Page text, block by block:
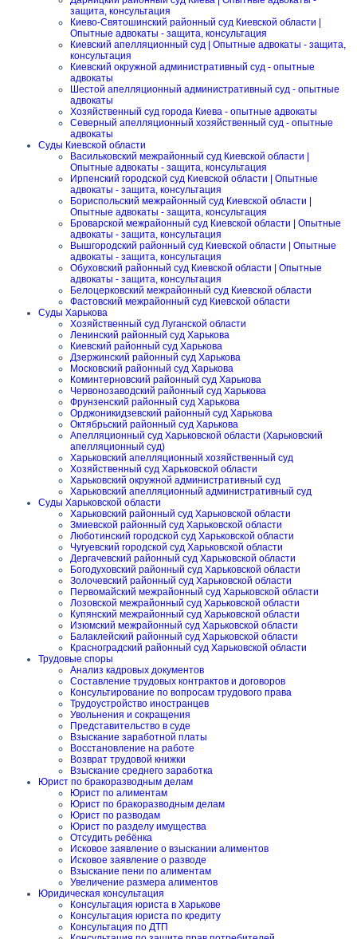
защита, консультация
Киево-Святошинский районный суд Киевской области |
Опытные адвокаты - защита, консультация
Киевский апелляционный суд | Опытные адвокаты - защита,
консультация
Киевский окружной административный суд - опытные
адвокаты
Шестой апелляционный административный суд - опытные
адвокаты
Хозяйственный суд города Киева - опытные адвокаты
Северный апелляционный хозяйственный суд - опытные
адвокаты
Суды Киевской области
Васильковский межрайонный суд Киевской области |
Опытные адвокаты - защита, консультация
Ирпенский городской суд Киевской области | Опытные
адвокаты - защита, консультация
Бориспольский межрайонный суд Киевской области |
Опытные адвокаты - защита, консультация
Броварской межрайонный суд Киевской области | Опытные
адвокаты - защита, консультация
Вышгородский районный суд Киевской области | Опытные
адвокаты - защита, консультация
Обуховский районный суд Киевской области | Опытные
адвокаты - защита, консультация
Белоцерковский межрайонный суд Киевской области
Фастовский межрайонный суд Киевской области
Суды Харькова
Хозяйственный суд Луганской области
Ленинский районный суд Харькова
Киевский районный суд Харькова
Дзержинский районный суд Харькова
Московский районный суд Харькова
Коминтерновский районный суд Харькова
Червонозаводский районный суд Харькова
Фрунзенский районный суд Харькова
Орджоникидзевский районный суд Харькова
Октябрьский районный суд Харькова
Апелляционный суд Харьковской области (Харьковский
апелляционный суд)
Харьковский апелляционный хозяйственный суд
Хозяйственный суд Харьковской области
Харьковский окружной административный суд
Харьковский апелляционный административный суд
Суды Харьковской области
Харьковский районный суд Харьковской области
Змиевской районный суд Харьковской области
Люботинский городской суд Харьковской области
Чугуевский городской суд Харьковской области
Дергачевский районный суд Харьковской области
Богодуховский районный суд Харьковской области
Золочевский районный суд Харьковской области
Первомайский межрайонный суд Харьковской области
Лозовской межрайонный суд Харьковской области
Купянский межрайонный суд Харьковской области
Изюмский межрайонный суд Харьковской области
Балаклейский районный суд Харьковской области
Красноградский районный суд Харьковской области
Трудовые споры
Анализ кадровых документов
Составление трудовых контрактов и договоров
Консультирование по вопросам трудового права
Трудоустройство иностранцев
Увольнения и сокращения
Представительство в суде
Взыскание заработной платы
Восстановление на работе
Возврат трудовой книжки
Взыскание среднего заработка
Юрист по бракоразводным делам
Юрист по алиментам
Юрист по бракоразводным делам
Юрист по разводам
Юрист по разделу имущества
Отсудить ребёнка
Исковое заявление о взыскании алиментов
Исковое заявление о разводе
Взыскание пени по алиментам
Увеличение размера алиментов
Юридическая консультация
Консультация юриста в Харькове
Консультация юриста по кредиту
Консультация по ДТП